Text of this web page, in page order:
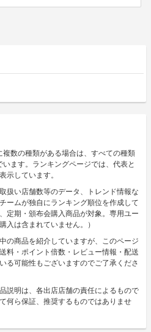
数の種類がある場合は、すべての種類
ます。ランキングページでは、代表と
示しています。
扱い店舗数等のデータ、トレンド情報な
ームが独自にランキング順位を作成して
定期・頒布会購入商品が対象。専用ユー
入は含まれていません。）
の商品を紹介していますが、このページ
料・ポイント倍数・レビュー情報・配送
る可能性もございますのでご了承くださ
説明は、各出店店舗の責任によるもので
何ら保証、推奨するものではありませ